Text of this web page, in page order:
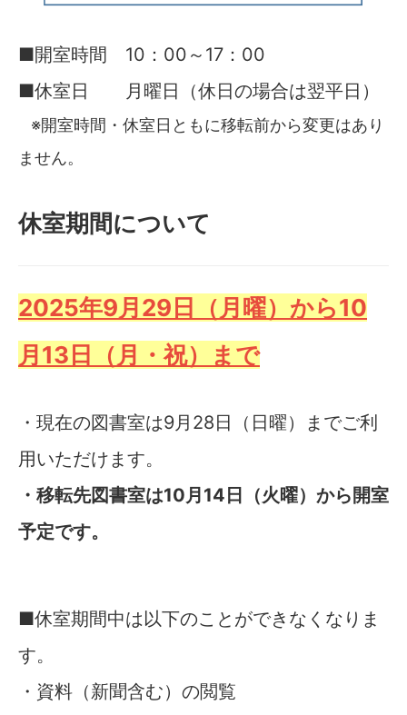
■開室時間 10：00～17：00
■休室日 月曜日（休日の場合は翌平日）
※開室時間・休室日ともに移転前から変更はあり
ません。
休室期間について
2025年9月29日（月曜）から10
月13日（月・祝）まで
・現在の図書室は9月28日（日曜）までご利
用いただけます。
・移転先図書室は10月14日（火曜）から開室
予定です。
■休室期間中は以下のことができなくなりま
す。
・資料（新聞含む）の閲覧